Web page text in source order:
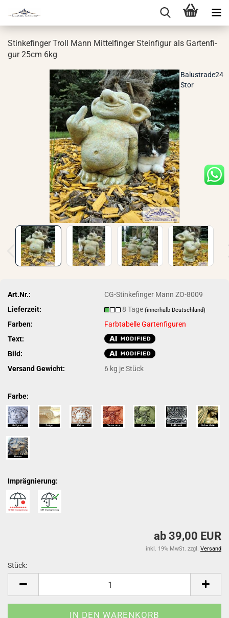
Stin­ke­fin­ger Troll Mann Mit­tel­fin­ger Stein­fi­gur als Gar­ten­fi­
gur 25cm 6kg
Balustrade24
Stor
Art.Nr.:
CG-Stinkefinger Mann ZO-8009
Lieferzeit:
8 Tage(innerhalb Deutschland)
Farben:
Farbtabelle Gartenfiguren
Text:
Bild:
Versand Gewicht:
6 kg je Stück
Farbe:
Imprägnierung:
ab 39,00 EUR
inkl. 19% MwSt. zzgl. Versand
Stück: